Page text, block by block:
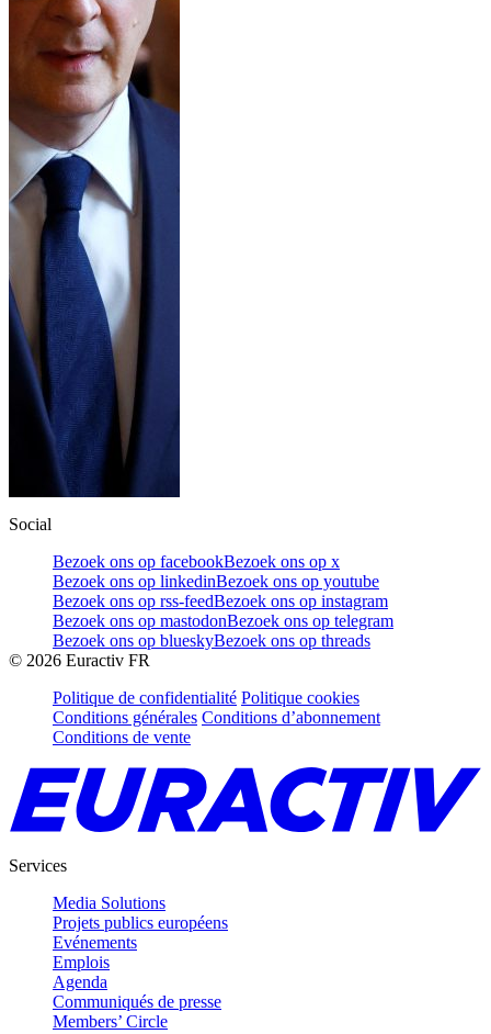
Social
Bezoek ons op facebookBezoek ons op x
Bezoek ons op linkedinBezoek ons op youtube
Bezoek ons op rss-feedBezoek ons op instagram
Bezoek ons op mastodonBezoek ons op telegram
Bezoek ons op blueskyBezoek ons op threads
© 2026 Euractiv FR
Politique de confidentialité Politique cookies
Conditions générales Conditions d’abonnement
Conditions de vente
Services
Media Solutions
Projets publics européens
Evénements
Emplois
Agenda
Communiqués de presse
Members’ Circle